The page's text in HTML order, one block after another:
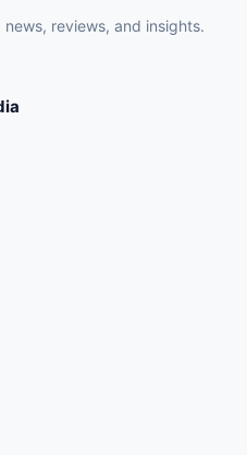
reviews, and insights.